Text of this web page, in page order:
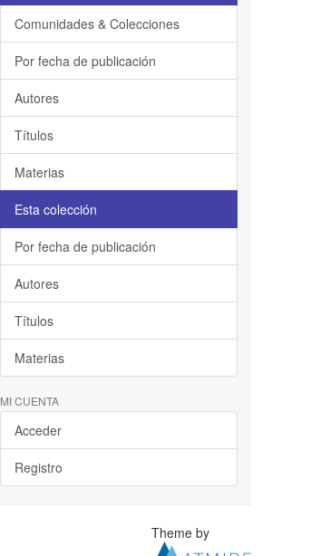
Comunidades & Colecciones
Por fecha de publicación
Autores
Títulos
Materias
Esta colección
Por fecha de publicación
Autores
Títulos
Materias
MI CUENTA
Acceder
Registro
Theme by